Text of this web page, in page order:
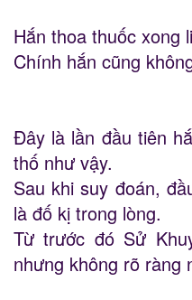
Hắn thoa thuốc xong
Chính hắn cũng
Đây là lần đầu tiên
thố như vậy.
Sau khi suy đoán,
là đố kị trong lòng.
Từ trước đó Sử
nhưng không rõ ràng